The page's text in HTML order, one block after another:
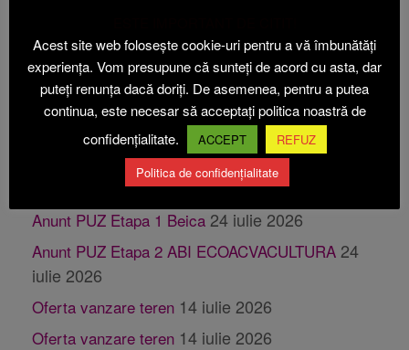
DOCUMENTE RECENTE
𝗥𝗲𝗰𝗼𝗺𝗮𝗻𝗱ă𝗿𝗶 ISU 𝗽𝗲𝗻𝘁𝗿𝘂 𝗽𝗼𝗽𝘂𝗹𝗮ț𝗶𝗲, î𝗻
𝗽𝗲𝗿𝗶𝗼𝗮𝗱𝗮 𝗰𝗮𝗻𝗶𝗰𝘂𝗹𝗮𝗿ă 31 iulie 2026
Publicatie casatorie 31 iulie 2026
Publicatie casatorie 28 iulie 2026
Anunt PUZ Etapa 1 Beica 24 iulie 2026
Anunt PUZ Etapa 2 ABI ECOACVACULTURA 24
iulie 2026
Oferta vanzare teren 14 iulie 2026
Oferta vanzare teren 14 iulie 2026
Acest site web folosește cookie-uri pentru a vă îmbunătăți
experiența. Vom presupune că sunteți de acord cu asta, dar
puteți renunța dacă doriți. De asemenea, pentru a putea
continua, este necesar să acceptați politica noastră de
confidențialitate.
ACCEPT
REFUZ
Politica de confidențialitate